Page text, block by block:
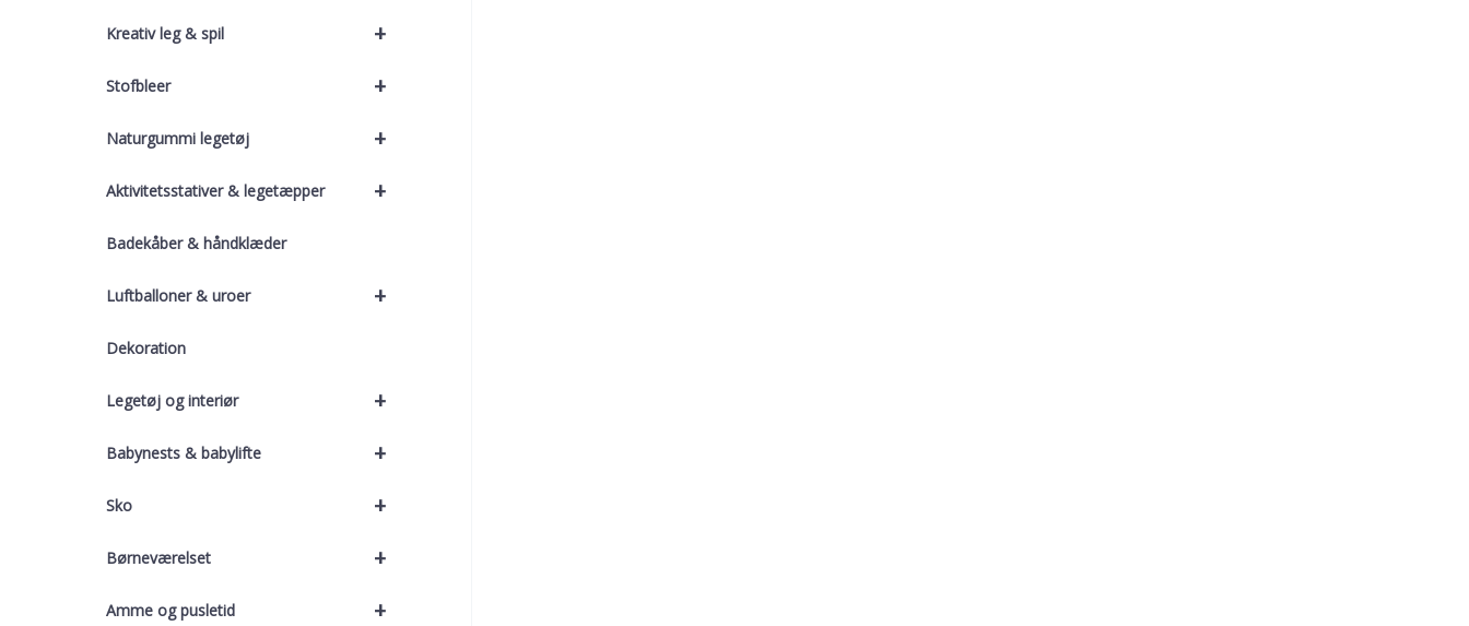
+
Kreativ leg & spil
+
Stofbleer
+
Naturgummi legetøj
+
Aktivitetsstativer & legetæpper
Badekåber & håndklæder
+
Luftballoner & uroer
Dekoration
+
Legetøj og interiør
+
Babynests & babylifte
+
Sko
+
Børneværelset
+
Amme og pusletid